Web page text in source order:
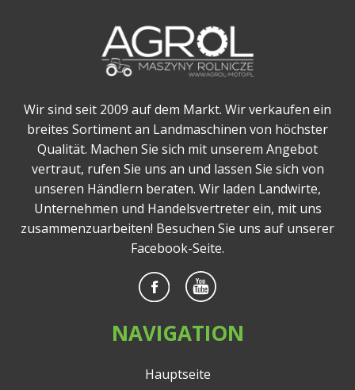
Wir sind seit 2009 auf dem Markt. Wir verkaufen ein
breites Sortiment an Landmaschinen von höchster
Qualität. Machen Sie sich mit unserem Angebot
vertraut, rufen Sie uns an und lassen Sie sich von
unseren Händlern beraten. Wir laden Landwirte,
Unternehmen und Handelsvertreter ein, mit uns
zusammenzuarbeiten! Besuchen Sie uns auf unserer
Facebook-Seite.
NAVIGATION
Hauptseite